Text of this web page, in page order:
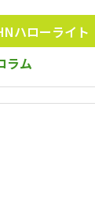
ハローライト
ラム